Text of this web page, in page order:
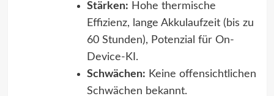
Stärken: Hohe thermische
Effizienz, lange Akkulaufzeit (bis zu
60 Stunden), Potenzial für On-
Device-KI.
Schwächen: Keine offensichtlichen
Schwächen bekannt.